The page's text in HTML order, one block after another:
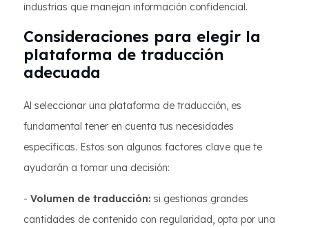
industrias que manejan información confidencial.
Consideraciones para elegir la
plataforma de traducción
adecuada
Al seleccionar una plataforma de traducción, es
fundamental tener en cuenta tus necesidades
específicas. Estos son algunos factores clave que te
ayudarán a tomar una decisión:
- Volumen de traducción: si gestionas grandes
cantidades de contenido con regularidad, opta por una